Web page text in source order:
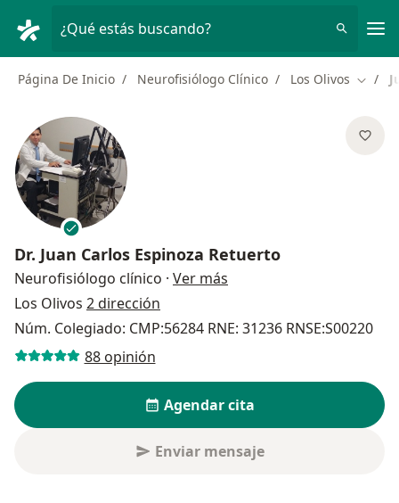
¿Qué estás buscando?
Página De Inicio Neurofisiólogo Clínico Los Olivos
Dr. Juan Carlos Espinoza Retuerto
Neurofisiólogo clínico · Ver más
Los Olivos 2 dirección
Núm. Colegiado: CMP:56284 RNE: 31236 RNSE:S00220
88 opinión
Agendar cita
Enviar mensaje